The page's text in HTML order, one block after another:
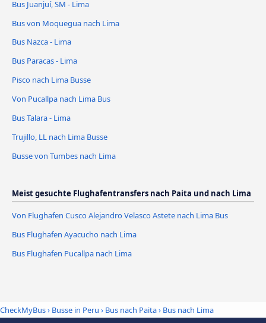
Bus Juanjuí, SM - Lima
Bus von Moquegua nach Lima
Bus Nazca - Lima
Bus Paracas - Lima
Pisco nach Lima Busse
Von Pucallpa nach Lima Bus
Bus Talara - Lima
Trujillo, LL nach Lima Busse
Busse von Tumbes nach Lima
Meist gesuchte Flughafentransfers nach Paita und nach Lima
Von Flughafen Cusco Alejandro Velasco Astete nach Lima Bus
Bus Flughafen Ayacucho nach Lima
Bus Flughafen Pucallpa nach Lima
CheckMyBus› Busse in Peru › Bus nach Paita› Bus nach Lima